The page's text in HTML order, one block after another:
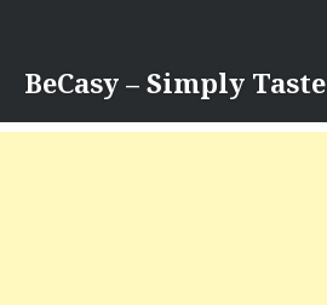
content
BeCasy – Simply Taste